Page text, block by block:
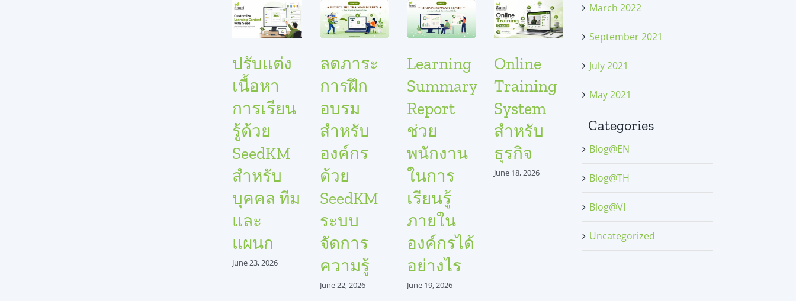
ปรับแต่ง
เนื้อหา
การเรียน
รู้ด้วย
SeedKM
สำหรับ
บุคคล ทีม
และ
แผนก
June 23, 2026
ลดภาระ
การฝึก
อบรม
สำหรับ
องค์กร
ด้วย
SeedKM
ระบบ
จัดการ
ความรู้
June 22, 2026
Learning
Summary
Report
ช่วย
พนักงาน
ในการ
เรียนรู้
ภายใน
องค์กรได้
อย่างไร
June 19, 2026
Online
Training
System
สำหรับ
ธุรกิจ
June 18, 2026
ปรับแต่ง
เนื้อหา
การเรียน
รู้ด้วย
SeedKM
สำหรับ
บุคคล ทีม
และ
แผนก
การฝึก
อบรม
SeedKM
ระบบ
March 2022
September 2021
July 2021
May 2021
Categories
Blog@EN
Blog@TH
Blog@VI
Uncategorized